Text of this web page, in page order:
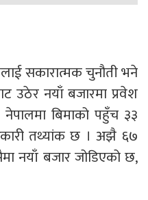
सकारात्मक चुनौती भने
उठेर नयाँ बजारमा प्रवेश
बिमाको पहुँच ३३
तथ्यांक छ । अझै ६७
नयाँ बजार जोडिएको छ,